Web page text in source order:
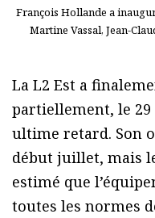
François Hollande a
Martine Vassal, Jean-
La L2 Est a
partiellement, le 29
ultime retard. Son
début juillet, mais
estimé que
toutes les normes